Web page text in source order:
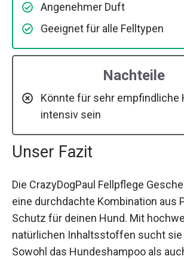
Angenehmer Duft
Geeignet für alle Felltypen
Nachteile
Könnte für sehr empfindliche
intensiv sein
Unser Fazit
Die CrazyDogPaul Fellpflege
eine durchdachte Kombination aus
Schutz für deinen Hund. Mit
natürlichen Inhaltsstoffen sucht
Sowohl das Hundeshampoo als